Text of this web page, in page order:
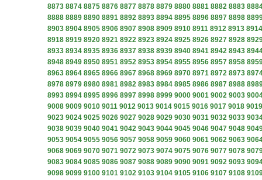
8873 8874 8875 8876 8877 8878 8879 8880 8881 8882 8883
8888 8889 8890 8891 8892 8893 8894 8895 8896 8897 8898
8903 8904 8905 8906 8907 8908 8909 8910 8911 8912 8913 8914
8918 8919 8920 8921 8922 8923 8924 8925 8926 8927 8928
8933 8934 8935 8936 8937 8938 8939 8940 8941 8942 8943
8948 8949 8950 8951 8952 8953 8954 8955 8956 8957 8958
8963 8964 8965 8966 8967 8968 8969 8970 8971 8972 8973
8978 8979 8980 8981 8982 8983 8984 8985 8986 8987 8988
8993 8994 8995 8996 8997 8998 8999 9000 9001 9002 9003
9008 9009 9010 9011 9012 9013 9014 9015 9016 9017 9018 9019
9023 9024 9025 9026 9027 9028 9029 9030 9031 9032 9033
9038 9039 9040 9041 9042 9043 9044 9045 9046 9047 9048
9053 9054 9055 9056 9057 9058 9059 9060 9061 9062 9063
9068 9069 9070 9071 9072 9073 9074 9075 9076 9077 9078
9083 9084 9085 9086 9087 9088 9089 9090 9091 9092 9093
9098 9099 9100 9101 9102 9103 9104 9105 9106 9107 9108